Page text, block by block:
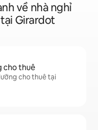
về nhà nghỉ
Girardot
cho thuê
cho thuê tại